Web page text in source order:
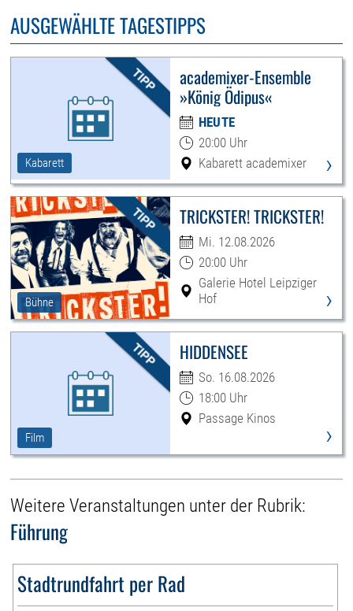
AUSGEWÄHLTE TAGESTIPPS
Kabarett
academixer-Ensemble
»König Ödipus«
HEUTE
20:00 Uhr
Kabarett academixer
›
Bühne
TRICKSTER! TRICKSTER!
Mi. 12.08.2026
20:00 Uhr
Galerie Hotel Leipziger
Hof
›
Film
HIDDENSEE
So. 16.08.2026
18:00 Uhr
Passage Kinos
›
Weitere Veranstaltungen unter der Rubrik:
Führung
Stadtrundfahrt per Rad